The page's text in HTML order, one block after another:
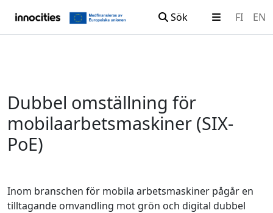
Sök FI EN
Dubbel omställning för
mobilaarbetsmaskiner (SIX-
PoE)
Inom branschen för mobila arbetsmaskiner pågår en
tilltagande omvandling mot grön och digital dubbel